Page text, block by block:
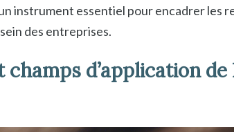
instrument essentiel pour encadrer les
des entreprises.
champs d’application